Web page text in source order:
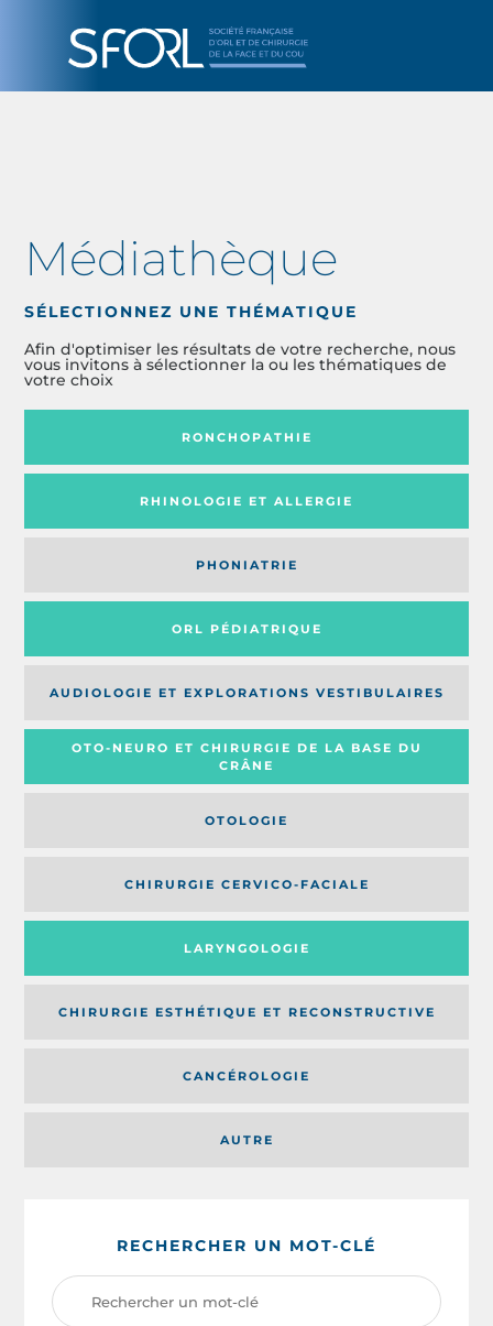
Médiathèque
SÉLECTIONNEZ UNE THÉMATIQUE
Afin d'optimiser les résultats de votre recherche, nous
vous invitons à sélectionner la ou les thématiques de
votre choix
RONCHOPATHIE
RHINOLOGIE ET ALLERGIE
PHONIATRIE
ORL PÉDIATRIQUE
AUDIOLOGIE ET EXPLORATIONS VESTIBULAIRES
OTO-NEURO ET CHIRURGIE DE LA BASE DU
CRÂNE
OTOLOGIE
CHIRURGIE CERVICO-FACIALE
AUTRE
LARYNGOLOGIE
CHIRURGIE ESTHÉTIQUE ET RECONSTRUCTIVE
CANCÉROLOGIE
RECHERCHER UN MOT-CLÉ